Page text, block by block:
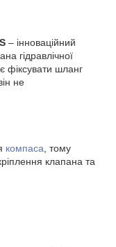
– інноваційний
гідравлічної
фіксувати шланг
не
компаса , тому
клапана та